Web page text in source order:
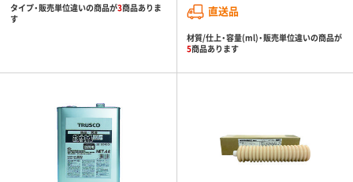
タイプ・販売単位違いの商品が3商品ありま
す
直送品
材質/仕上・容量(ml)・販売単位違いの商品が
5商品あります